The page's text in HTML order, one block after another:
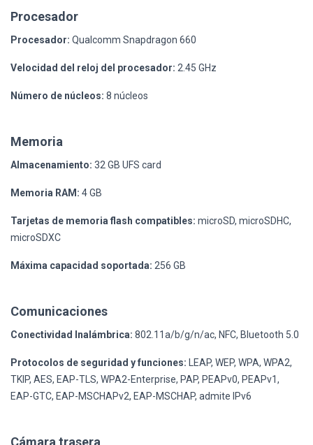
Procesador
Procesador: Qualcomm Snapdragon 660
Velocidad del reloj del procesador: 2.45 GHz
Número de núcleos: 8 núcleos
Memoria
Almacenamiento: 32 GB UFS card
Memoria RAM: 4 GB
Tarjetas de memoria flash compatibles: microSD, microSDHC,
microSDXC
Máxima capacidad soportada: 256 GB
Comunicaciones
Conectividad Inalámbrica: 802.11a/b/g/n/ac, NFC, Bluetooth 5.0
Protocolos de seguridad y funciones: LEAP, WEP, WPA, WPA2,
TKIP, AES, EAP-TLS, WPA2-Enterprise, PAP, PEAPv0, PEAPv1,
EAP-GTC, EAP-MSCHAPv2, EAP-MSCHAP, admite IPv6